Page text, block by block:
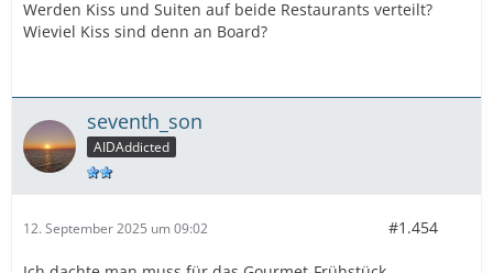
Werden Kiss und Suiten auf beide Restaurants verteilt?
Wieviel Kiss sind denn an Board?
seventh_son
AIDAddicted
12. September 2025 um 09:02 #1.454